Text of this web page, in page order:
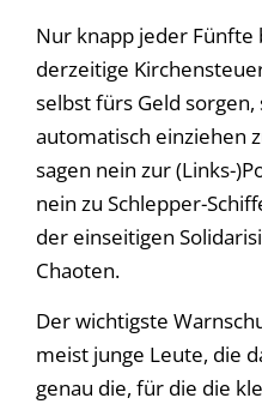
Nur knapp jeder
derzeitige
selbst fürs Geld
automatisch einziehen
sagen nein zur (Links-
nein zu Schlepper-
der einseitigen
Chaoten.
Der wichtigste
meist junge Leute, die
genau die, für die die